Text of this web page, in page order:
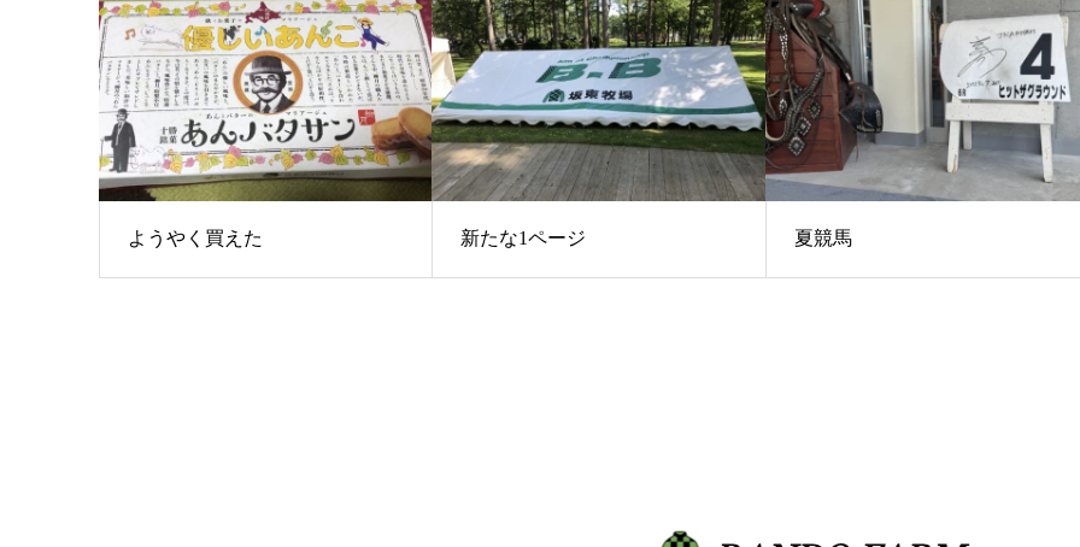
ようやく買えた 新たな1ページ 夏競馬